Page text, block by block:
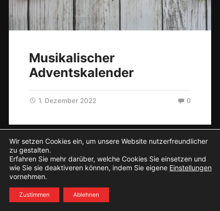
Musikalischer
Adventskalender
1. Dezember 2022 0
© 2026Interaktiv lernen. Theme vonAnders Norén .
Wir setzen Cookies ein, um unsere Website nutzerfreundlicher
zu gestalten.
Erfahren Sie mehr darüber, welche Cookies Sie einsetzen und
wie Sie sie deaktiveren können, indem Sie eigene Einstellungen
vornehmen.
Zustimmen Ablehnen